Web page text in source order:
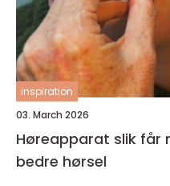
inspiration
03. March 2026
Høreapparat slik får man mest mulig ut av
bedre hørsel